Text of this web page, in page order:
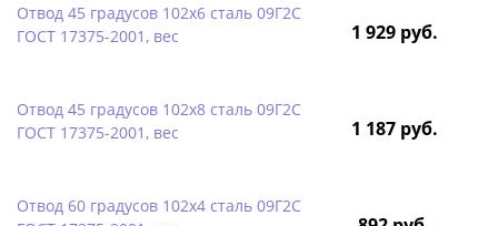
Отвод 45 градусов 102х6 сталь 09Г2С
ГОСТ 17375-2001, вес
1 929 руб.
Отвод 45 градусов 102х8 сталь 09Г2С
ГОСТ 17375-2001, вес
1 187 руб.
Отвод 60 градусов 102х4 сталь 09Г2С